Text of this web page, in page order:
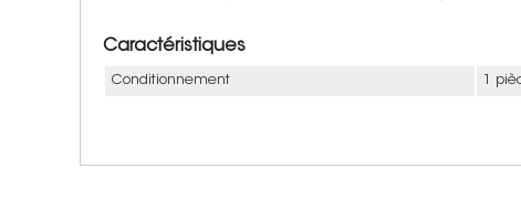
Caractéristiques
Conditionnement 1